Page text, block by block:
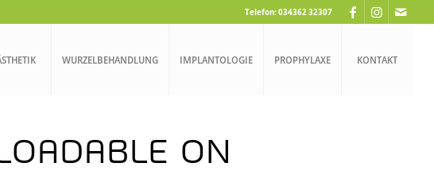
Telefon: 034362 32307
WURZELBEHANDLUNG IMPLANTOLOGIE PROPHYLAXE KONTAKT
ON